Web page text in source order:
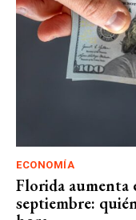
ECONOMÍA
Florida aumenta
septiembre: